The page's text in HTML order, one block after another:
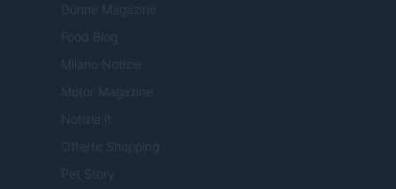
Donne Magazine
Food Blog
Milano Notizie
Motor Magazine
Notizie.it
Offerte Shopping
Pet Story